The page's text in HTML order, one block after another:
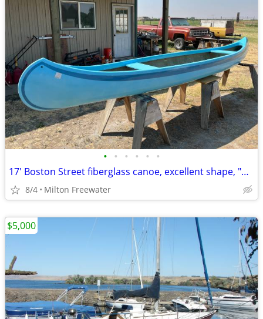
• • • • • •
17' Boston Street fiberglass canoe, excellent shape, "un-sink able"
8/4 Milton Freewater
$5,000